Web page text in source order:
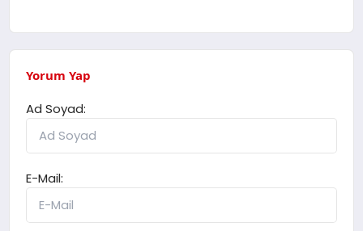
Yorum Yap
Ad Soyad:
E-Mail: